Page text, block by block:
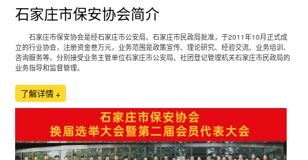
近平总书记指出，“全面从严治党是全党的共同责任，必须分层分类建立
健全责任体系，以明确责任、压实责任推动各级党组织和广大党员、干
部知责、担责、履责”。
学习语｜弘扬企业家精神，专心致志做强做优做大企业
2月17日，习近平总书记出席民营企业座谈会并发表重要讲话，鼓励广
大民营企业和民营企业家要弘扬企业家精神，专心致志做强做优做大企
业，坚定做中国特色社会主义的建设者、中国式现代化的促进者。
石家庄市保安协会简介
石家庄市保安协会是经石家庄市公安局、石家庄市民政局批准，于2011年10月正式成
立的行业协会，注册资金叁万元，业务范围是政策宣传、理论研究、经验交流、业务培训、
咨询服务等。分别接受业务主管单位石家庄市公安局、社团登记管理机关石家庄市民政局的
业务指导和监督管理。
了解详情 +